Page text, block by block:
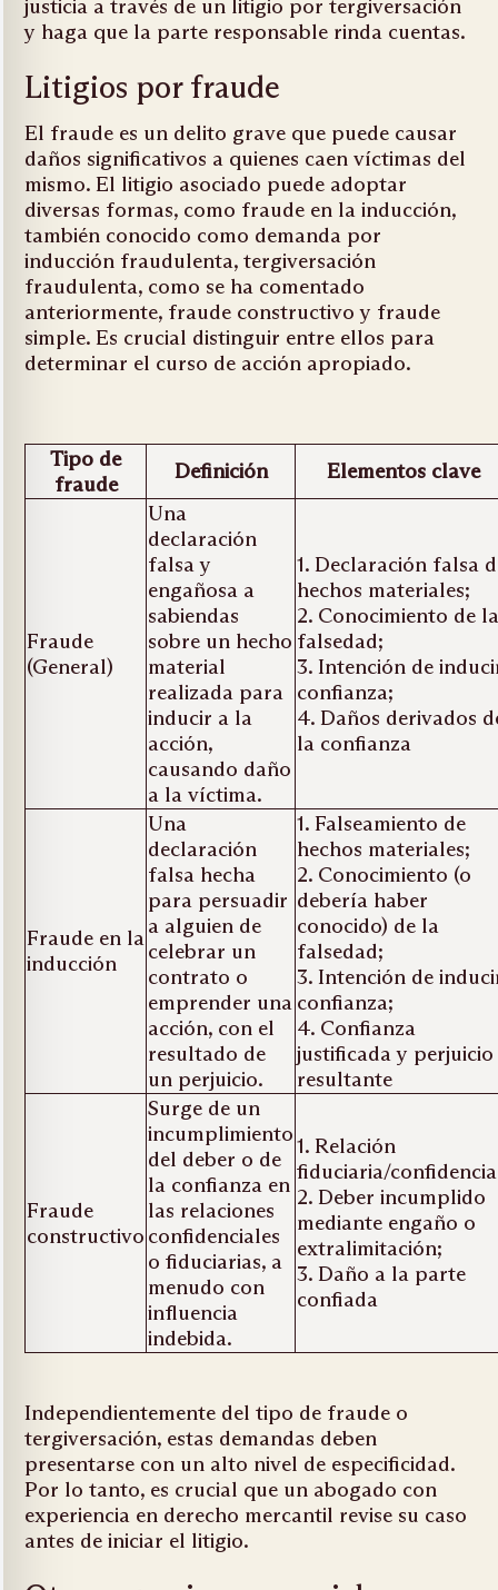
justicia a través de un litigio por tergiversación
y haga que la parte responsable rinda cuentas.
Litigios por fraude
El fraude es un delito grave que puede causar
daños significativos a quienes caen víctimas del
mismo. El litigio asociado puede adoptar
diversas formas, como fraude en la inducción,
también conocido como demanda por
inducción fraudulenta, tergiversación
fraudulenta, como se ha comentado
anteriormente, fraude constructivo y fraude
simple. Es crucial distinguir entre ellos para
determinar el curso de acción apropiado.
Tipo de
fraude
Definición Elementos clave
Fraude
(General)
Una
declaración
falsa y
engañosa a
sabiendas
sobre un hecho
material
realizada para
inducir a la
acción,
causando daño
a la víctima.
1. Declaración falsa
hechos materiales;
2. Conocimiento de
falsedad;
3. Intención de
confianza;
4. Daños derivados
la confianza
Fraude en la
inducción
Una
declaración
falsa hecha
para persuadir
a alguien de
celebrar un
contrato o
emprender una
acción, con el
resultado de
un perjuicio.
1. Falseamiento de
hechos materiales;
2. Conocimiento (o
debería haber
conocido) de la
falsedad;
3. Intención de
confianza;
4. Confianza
justificada y perjuicio
resultante
Fraude
constructivo
Surge de un
incumplimiento
del deber o de
la confianza en
las relaciones
confidenciales
o fiduciarias, a
menudo con
influencia
indebida.
1. Relación
fiduciaria/
2. Deber incumplido
mediante engaño o
extralimitación;
3. Daño a la parte
confiada
Independientemente del tipo de fraude o
tergiversación, estas demandas deben
presentarse con un alto nivel de especificidad.
Por lo tanto, es crucial que un abogado con
experiencia en derecho mercantil revise su caso
antes de iniciar el litigio.